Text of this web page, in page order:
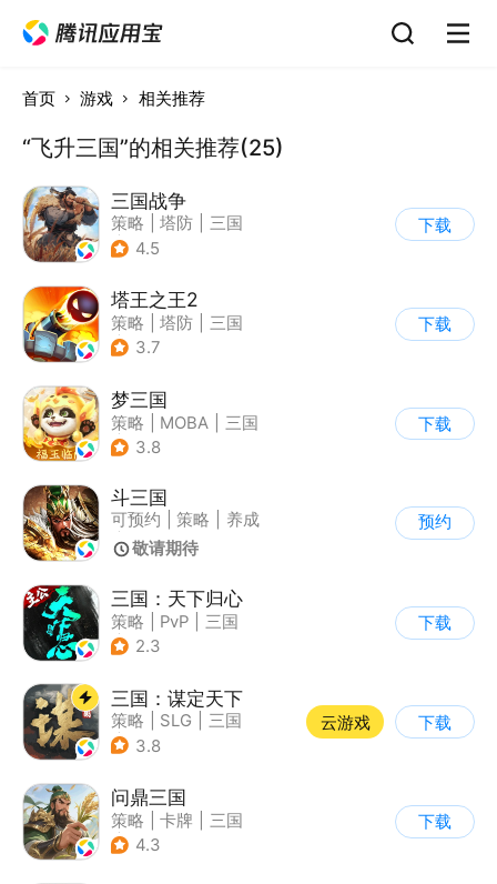
首页 游戏 相关推荐
“飞升三国”的相关推荐(25)
三国战争
策略 塔防
三国
| 千人同屏
4.5
下载
塔王之王2
策略 塔防
三国
| 中国风
3.7
下载
梦三国
策略 MOBA
三国
| 中国风
3.8
下载
斗三国
可预约 策略
养成
| 三国
敬请期待
预约
三国：天下归心
策略 PvP
三国
| SLG
2.3
下载
三国：谋定天下
策略 SLG
三国
| 中国风
3.8
云游戏 下载
问鼎三国
策略 卡牌
三国
| 中国风
4.3
下载